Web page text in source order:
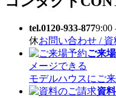
tel.0120-933-8779:00
休お問い合わせ /
ご来
メージできる
モデルハウスにご
資